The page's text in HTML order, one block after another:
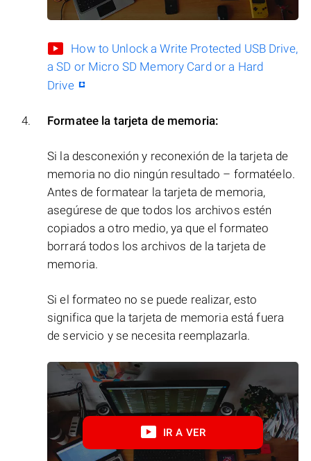
How to Unlock a Write Protected USB Drive,
a SD or Micro SD Memory Card or a Hard
Drive
Formatee la tarjeta de memoria:
Si la desconexión y reconexión de la tarjeta de
memoria no dio ningún resultado – formatéelo.
Antes de formatear la tarjeta de memoria,
asegúrese de que todos los archivos estén
copiados a otro medio, ya que el formateo
borrará todos los archivos de la tarjeta de
memoria.
Si el formateo no se puede realizar, esto
significa que la tarjeta de memoria está fuera
de servicio y se necesita reemplazarla.
IR A VER